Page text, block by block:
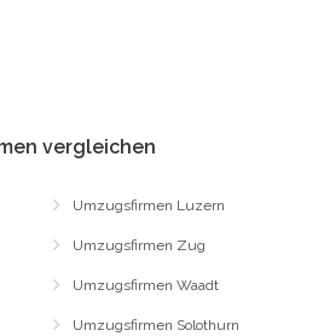
vergleichen
Umzugsfirmen Luzern
Umzugsfirmen Zug
Umzugsfirmen Waadt
Umzugsfirmen Solothurn